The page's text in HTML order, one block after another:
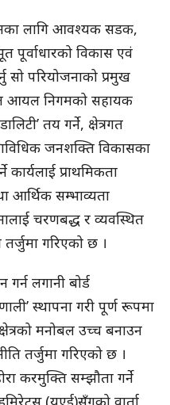
लागि आवश्यक सडक,
पूर्वाधारको विकास एवं
सो परियोजनाको प्रमुख
आयल निगमको सहायक
तय गर्ने, क्षेत्रगत
जनशक्ति विकासका
कार्यलाई प्राथमिकता
आर्थिक सम्भाव्यता
चरणबद्ध र व्यवस्थित
गरिएको छ ।
लगानी बोर्ड
स्थापना गरी पूर्ण रूपमा
मनोबल उच्च बनाउन
तर्जुमा गरिएको छ ।
करमुक्ति सम्झौता गर्ने